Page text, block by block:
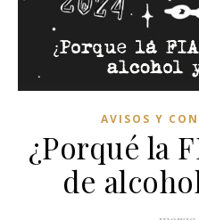
AVISOS Y
¿Porqué la
de